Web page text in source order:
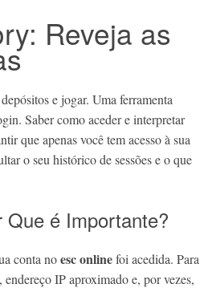
Reveja as
e jogar. Uma ferramenta
Saber como aceder e interpretar
que apenas você tem acesso à sua
o seu histórico de sessões e o que
é Importante?
conta noesc onlinefoi acedida. Para
endereço IP aproximado e, por vezes,